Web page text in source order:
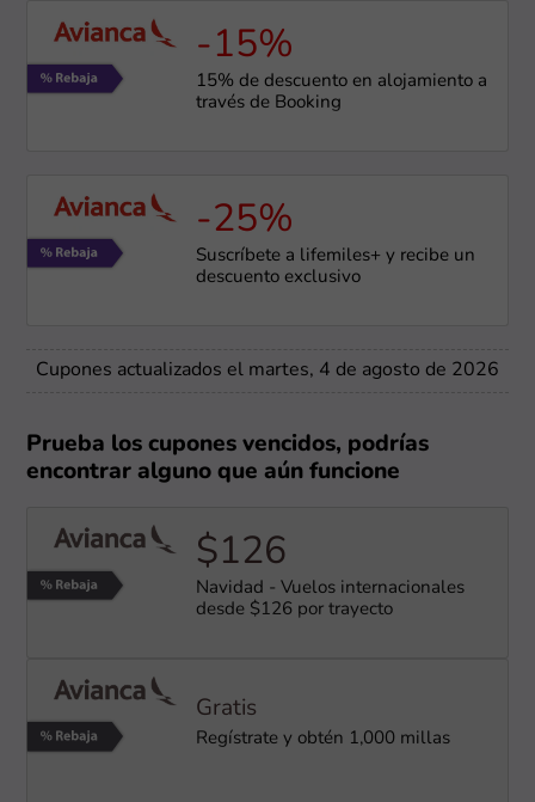
-15%
15% de descuento en alojamiento a
través de Booking
-25%
Suscríbete a lifemiles+ y recibe un
descuento exclusivo
Cupones actualizados el martes, 4 de agosto de 2026
Prueba los cupones vencidos, podrías
encontrar alguno que aún funcione
$126
Navidad - Vuelos internacionales
desde $126 por trayecto
Gratis
Regístrate y obtén 1,000 millas